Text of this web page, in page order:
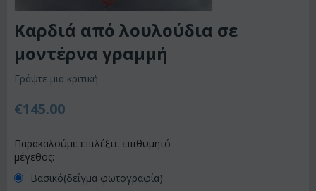
Καρδιά από λουλούδια σε
μοντέρνα γραμμή
Γράψτε μια κριτική
€145.00
Παρακαλούμε επιλέξτε επιθυμητό
μέγεθος:
Βασικό(δείγμα φωτογραφία)